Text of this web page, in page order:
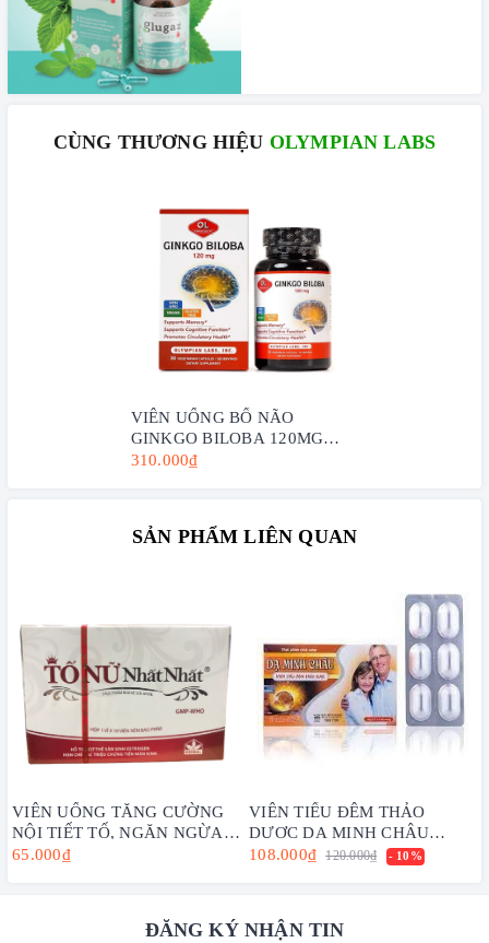
CÙNG THƯƠNG HIỆU OLYMPIAN LABS
VIÊN UỐNG BỔ NÃO
GINKGO BILOBA 120MG
OLYMPIAN LABS (H/30V)
310.000₫
SẢN PHẨM LIÊN QUAN
VIÊN UỐNG TĂNG CƯỜNG
NỘI TIẾT TỐ, NGĂN NGỪA
LÃO HÓA TỐ NỮ NHẤT
65.000₫
VIÊN TIỂU ĐÊM THẢO
DƯỢC DẠ MINH CHÂU
H/30V - THÁI DƯƠNG
108.000₫ 120.000₫ - 10%
ĐĂNG KÝ NHẬN TIN